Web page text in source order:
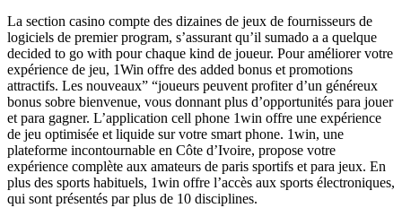
La section casino compte des dizaines de jeux de fournisseurs de
logiciels de premier program, s’assurant qu’il sumado a a quelque
decided to go with pour chaque kind de joueur. Pour améliorer votre
expérience de jeu, 1Win offre des added bonus et promotions
attractifs. Les nouveaux” “joueurs peuvent profiter d’un généreux
bonus sobre bienvenue, vous donnant plus d’opportunités para jouer
et para gagner. L’application cell phone 1win offre une expérience
de jeu optimisée et liquide sur votre smart phone. 1win, une
plateforme incontournable en Côte d’Ivoire, propose votre
expérience complète aux amateurs de paris sportifs et para jeux. En
plus des sports habituels, 1win offre l’accès aux sports électroniques,
qui sont présentés par plus de 10 disciplines.